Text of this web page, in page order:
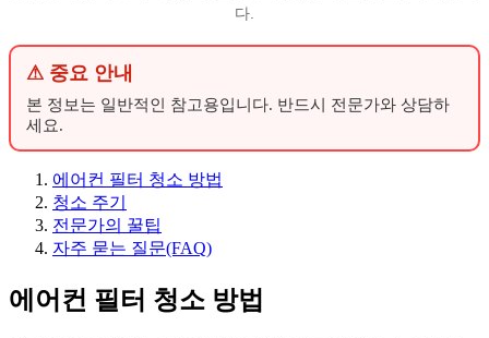
다.
⚠ 중요 안내
본 정보는 일반적인 참고용입니다. 반드시 전문가와 상담하
세요.
에어컨 필터 청소 방법
청소 주기
전문가의 꿀팁
자주 묻는 질문(FAQ)
에어컨 필터 청소 방법